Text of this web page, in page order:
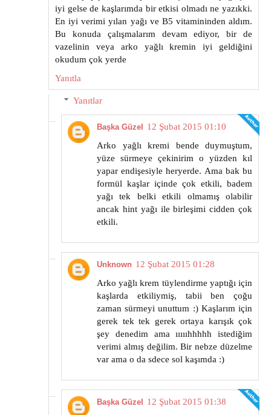
iyi gelse de kaşlarımda bir etkisi olmadı ne yazıkki.
En iyi verimi yılan yağı ve B5 vitamininden aldım.
Bu konuda çalışmalarım devam ediyor, bir de
vazelinin veya arko yağlı kremin iyi geldiğini
okudum çok yerde
Yanıtla
Yanıtlar
Başka Güzel
12 Şubat 2015 01:10
Arko yağlı kremi bende duymuştum,
yüze sürmeye çekinirim o yüzden kıl
yapar endişesiyle heryerde. Ama bak bu
formül kaşlar içinde çok etkili, badem
yağı tek belki etkili olmamış olabilir
ancak hint yağı ile birleşimi cidden çok
etkili.
Unknown 12 Şubat 2015 01:28
Arko yağlı krem tüylendirme yaptığı için
kaşlarda etkiliymiş, tabii ben çoğu
zaman sürmeyi unuttum :) Kaşlarım için
gerek tek tek gerek ortaya karışık çok
şey denedim ama ıııııhhhhh istediğim
verimi almış değilim. Bir nebze düzelme
var ama o da sdece sol kaşımda :)
Başka Güzel
12 Şubat 2015 01:38